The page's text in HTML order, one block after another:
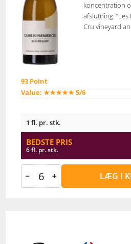
koncentration
afslutning.
Cru vineyard
93 Point
Value: ★★★★★ 5/6
1 fl. pr. stk.
BEDSTE PRIS
6 fl. pr. stk.
LÆG I